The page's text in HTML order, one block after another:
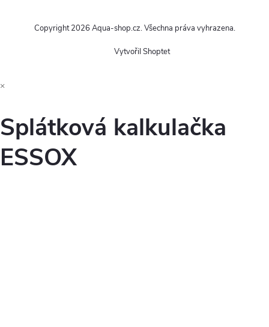
Vytvořil Shoptet
Copyright 2026 Aqua-shop.cz. Všechna práva vyhrazena.
×
Splátková kalkulačka
ESSOX